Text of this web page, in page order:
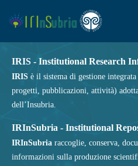
IRIS - Institutional Research
IRIS è il sistema di gestione
progetti, pubblicazioni, attività)
dell’Insubria.
IRInSubria - Institutional
IRInSubria raccoglie, conserva,
informazioni sulla produzione